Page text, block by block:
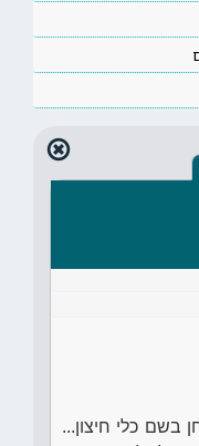
בשם כלי חיצון...